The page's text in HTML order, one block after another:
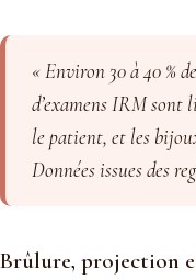
« Environ 30 à 40 %
d’examens IRM sont
le patient, et les
Données issues des
Brûlure, projection